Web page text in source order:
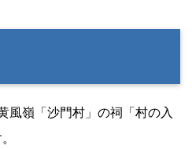
風嶺「沙門村」の祠「村の入